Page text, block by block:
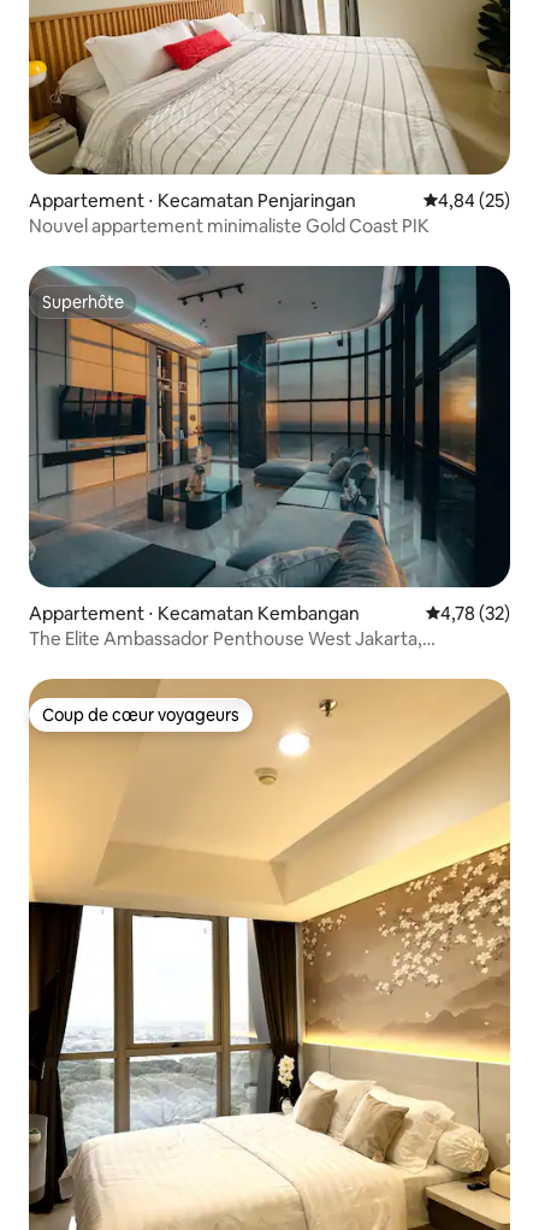
Appartement ⋅ Kecamatan Penjaringan Évaluation
4,84 (25)
Nouvel appartement minimaliste Gold Coast PIK
Superhôte
Superhôte
Appartement ⋅ Kecamatan Kembangan Évaluation
4,78 (32)
The Elite Ambassador Penthouse West Jakarta,
Coup de cœur voyageurs
Coup de cœur voyageurs